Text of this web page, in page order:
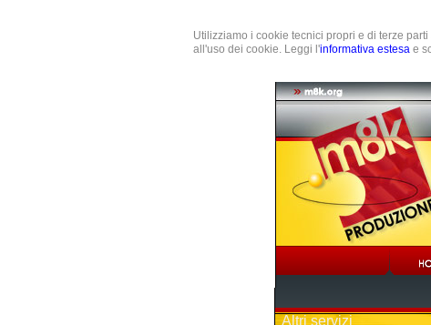
Utilizziamo i cookie tecnici propri e di terze
all'uso dei cookie. Leggi l'informativa estesa e
Altri servizi